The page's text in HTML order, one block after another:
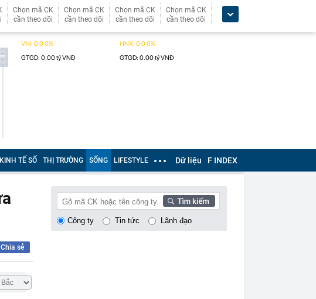
Chọn mã CK
cần theo dõi
Chọn mã CK
cần theo dõi
Chọn mã CK
cần theo dõi
Chọn mã CK
cần theo dõi
KINH TẾ SỐ THỊ TRƯỜNG SỐNG LIFESTYLE Dữ liệu F INDEX
Chia sẻ
Công ty Tin tức Lãnh đạo